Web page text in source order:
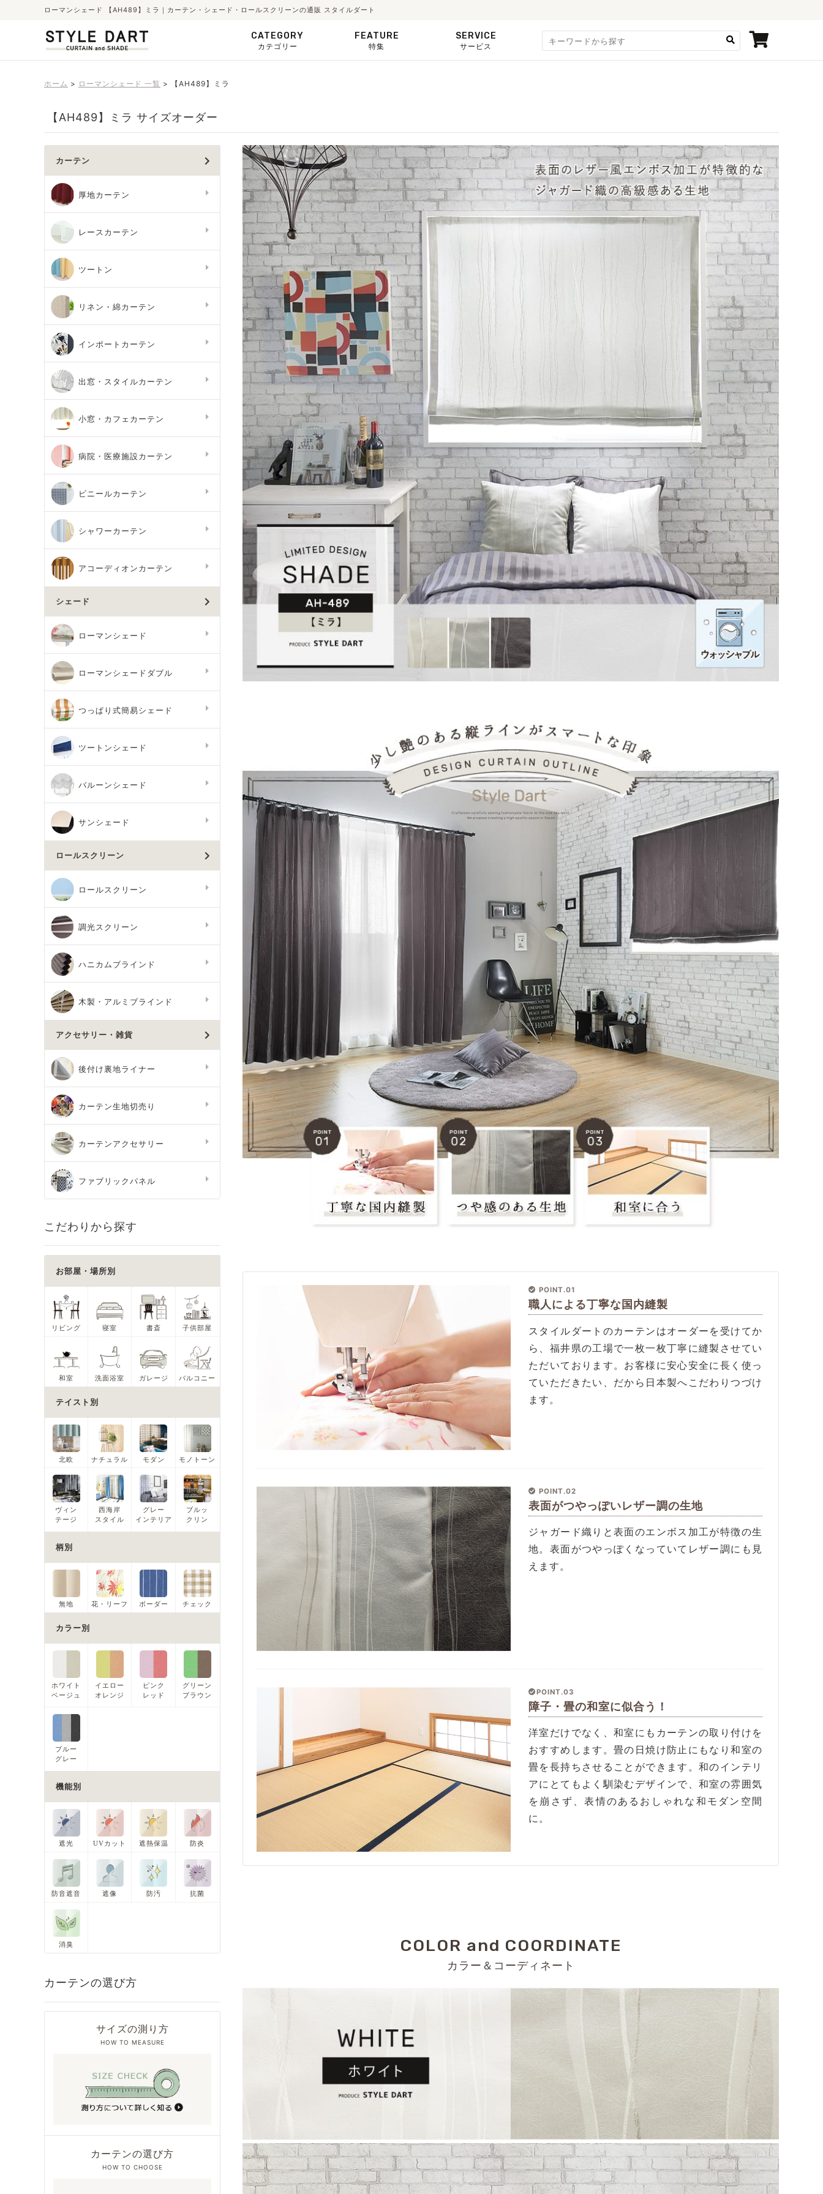
ローマンシェード 【AH489】ミラ｜カーテン・シェード・ロールスクリーンの通販 スタイルダート
CATEGORY
カテゴリー
FEATURE
特集
SERVICE
サービス
ホーム ローマンシェード 一覧 【AH489】ミラ
【AH489】ミラ サイズオーダー
POINT.01
職人による丁寧な国内縫製
スタイルダートのカーテンはオーダーを受けてか
ら、福井県の工場で一枚一枚丁寧に縫製させてい
ただいております。お客様に安心安全に長く使っ
ていただきたい、だから日本製へこだわりつづけ
ます。
POINT.02
表面がつやっぽいレザー調の生地
ジャガード織りと表面のエンボス加工が特徴の生
地。表面がつやっぽくなっていてレザー調にも見
えます。
POINT.03
障子・畳の和室に似合う！
洋室だけでなく、和室にもカーテンの取り付けを
おすすめします。畳の日焼け防止にもなり和室の
畳を長持ちさせることができます。和のインテリ
アにとてもよく馴染むデザインで、和室の雰囲気
を崩さず、表情のあるおしゃれな和モダン空間
に。
COLOR and COORDINATE
カラー＆コーディネート
カーテン
厚地カーテン
レースカーテン
ツートン
リネン・綿カーテン
インポートカーテン
出窓・スタイルカーテン
小窓・カフェカーテン
病院・医療施設カーテン
ビニールカーテン
シャワーカーテン
アコーディオンカーテン
シェード
ローマンシェード
ローマンシェードダブル
つっぱり式簡易シェード
ツートンシェード
バルーンシェード
サンシェード
ロールスクリーン
ロールスクリーン
調光スクリーン
ハニカムブラインド
木製・アルミブラインド
アクセサリー・雑貨
後付け裏地ライナー
カーテン生地切売り
カーテンアクセサリー
ファブリックパネル
こだわりから探す
お部屋・場所別
リビング 寝室 書斎 子供部屋
和室 洗面浴室 ガレージ バルコニー
テイスト別
北欧 ナチュラル モダン モノトーン
ヴィン
テージ
西海岸
スタイル
グレー
インテリア
ブルッ
クリン
柄別
無地 花・リーフ ボーダー チェック
カラー別
ホワイト
ベージュ
イエロー
オレンジ
ピンク
レッド
グリーン
ブラウン
ブルー
グレー
機能別
遮光 UVカット 遮熱保温 防炎
防音遮音 遮像 防汚 抗菌
消臭
カーテンの選び方
サイズの測り方
HOW TO MEASURE
カーテンの選び方
HOW TO CHOOSE